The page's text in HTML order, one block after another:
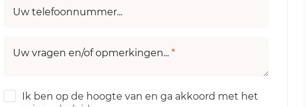
Uw telefoonnummer...
Uw vragen en/of opmerkingen... *
Ik ben op de hoogte van en ga akkoord met het